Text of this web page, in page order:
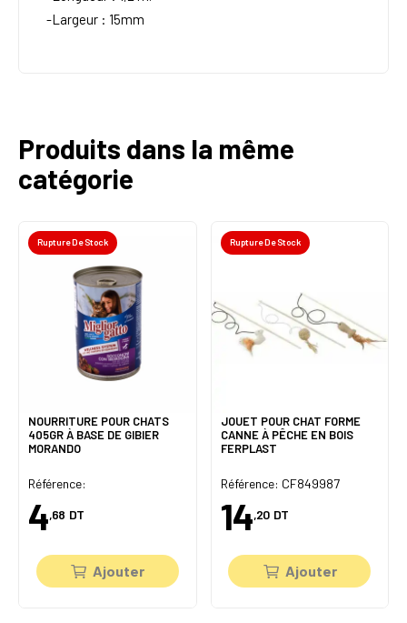
-Largeur : 15mm
Produits dans la même
catégorie
Rupture De Stock
NOURRITURE POUR CHATS
405GR À BASE DE GIBIER
MORANDO
Référence:
4,68 DT
Ajouter
Rupture De Stock
JOUET POUR CHAT FORME
CANNE À PÊCHE EN BOIS
FERPLAST
Référence: CF849987
14,20 DT
Ajouter